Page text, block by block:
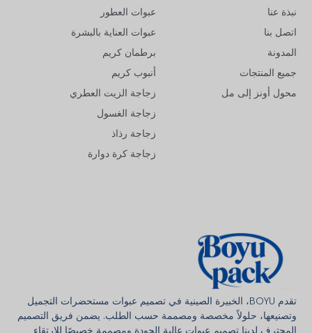
تقدم BOYU، الخبيرة الصينية في تصميم عبوات مستحضرات التجميل
وتصنيعها، حلولاً مخصصة ومصممة حسب الطلب. يضمن فريق التصميم
عبوات العطور
عبوات العناية بالبشرة
برطمان كريم
أنبوب كريم
زجاجة الزيت العطري
زجاجة الغسول
زجاجة رذاذ
زجاجة كرة دوارة
نبذة عنا
اتصل بنا
المدونة
جميع المنتجات
محول أونز إلى مل
日本語
한국어
Français
Deutsch